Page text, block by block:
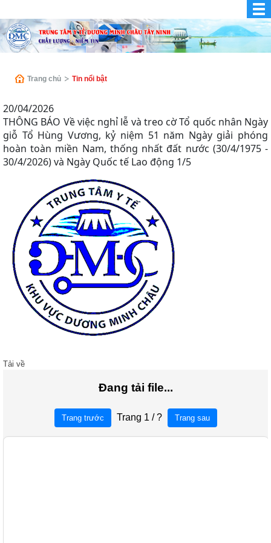
Trang chủ Tin nổi bật
20/04/2026
THÔNG BÁO Về việc nghỉ lễ và treo cờ Tổ quốc nhân Ngày
giỗ Tổ Hùng Vương, kỷ niệm 51 năm Ngày giải phóng
hoàn toàn miền Nam, thống nhất đất nước (30/4/1975 -
30/4/2026) và Ngày Quốc tế Lao động 1/5
Tải về